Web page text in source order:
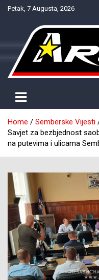
SkipPetak, 7 Augusta, 2026
NTV Arena
Home
Semberske Vijesti
Savjet za bezbjednost
na putevima i ulicama